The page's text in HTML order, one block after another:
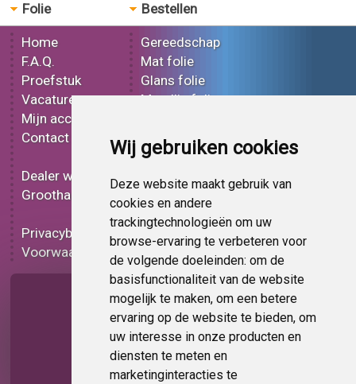
Wij gebruiken cookies
Deze website maakt gebruik van
cookies en andere
trackingtechnologieën om uw
browse-ervaring te verbeteren voor
de volgende doeleinden: om de
basisfunctionaliteit van de website
mogelijk te maken, om een betere
ervaring op de website te bieden, om
uw interesse in onze producten en
diensten te meten en
marketinginteracties te
Folie
Home
F.A.Q.
Proefstuk
Vacatures
Mijn account
Contact
Dealer worden
Groothandel
Privacybeleid
Voorwaarden
Bestellen
Gereedschap
Mat folie
Glans folie
Metallic folie
Effect folie
Bedrukt folie
Carbon folie
Tint folie
Functionele folie
Folie korting
Op bestelling
Pagina delen